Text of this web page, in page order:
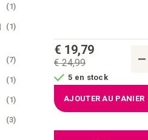
1article
1article
7articles
1article
1article
3articles
€ 24,99
€ 19,79
5 en stock
AJOUTER AU PANIER